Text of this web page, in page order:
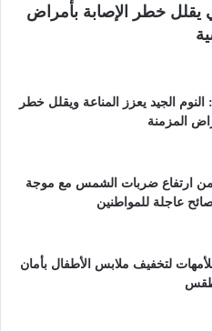
يقلل خطر الإصابة بأمراض
الجيد يعزز المناعة ويقلل خطر
المزمنة
من ارتفاع ضربات الشمس مع موجة
عاجلة للمواطنين
لتخفيف ملابس الأطفال بأمان